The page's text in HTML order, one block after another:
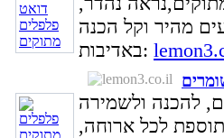
באדיבות:
להכנה ולשמירה
לכל ארוחה,